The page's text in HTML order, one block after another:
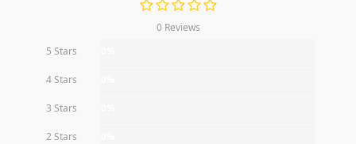
0 Reviews
5 Stars
4 Stars
3 Stars
2 Stars